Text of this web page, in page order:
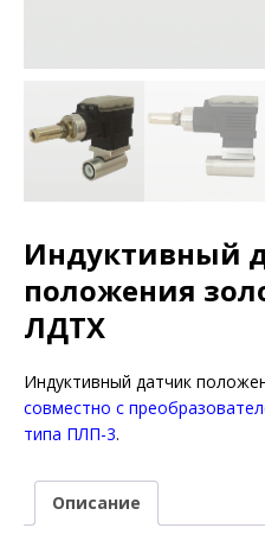
Индуктивный
положения
ЛДТХ
Индуктивный датчик
совместно с
типа ПЛП-3.
Описание